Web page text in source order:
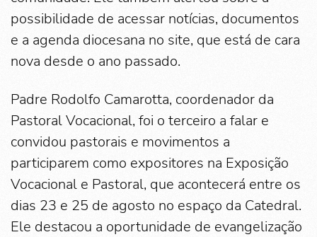
possibilidade de acessar notícias, documentos
e a agenda diocesana no site, que está de cara
nova desde o ano passado.
Padre Rodolfo Camarotta, coordenador da
Pastoral Vocacional, foi o terceiro a falar e
convidou pastorais e movimentos a
participarem como expositores na Exposição
Vocacional e Pastoral, que acontecerá entre os
dias 23 e 25 de agosto no espaço da Catedral.
Ele destacou a oportunidade de evangelização